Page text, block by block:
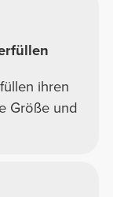
ihren
Größe und